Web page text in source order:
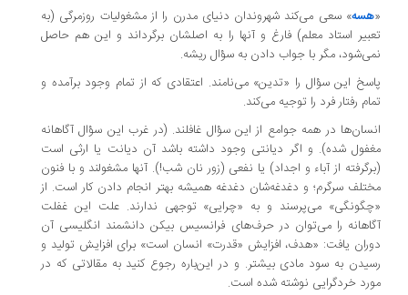
» سعی می‌کند شهروندان دنیای مدرن را از مشغولیات روزمرگی (به
استاد معلم) فارغ و آنها را به اصلشان برگرداند و این هم حاصل
مگر با جواب دادن به سؤال ریشه.
این سؤال را «تدین» می‌نامند. اعتقادی که از تمام وجود برآمده و
رفتار فرد را توجیه می‌کند.
در همه جوامع از این سؤال غافلند. (در غرب این سؤال آگاهانه
شده). و اگر دیانتی وجود داشته باشد آن دیانت یا ارثی است
از آباء و اجداد) یا نفعی (زور نان شب!). آنها مشغولند و با فنون
سرگرم؛ و دغدغه‌شان دغدغه همیشه بهتر انجام دادن کار است. از
می‌پرسند و به «چرایی» توجهی ندارند. علت این غفلت
را می‌توان در حرف‌های فرانسیس بیکن دانشمند انگلیسی آن
یافت: «هدف، افزایش «قدرت» انسان است» برای افزایش تولید و
به سود مادی بیشتر. و در این‌باره رجوع کنید به مقالاتی که در
خردگرایی نوشته شده است.